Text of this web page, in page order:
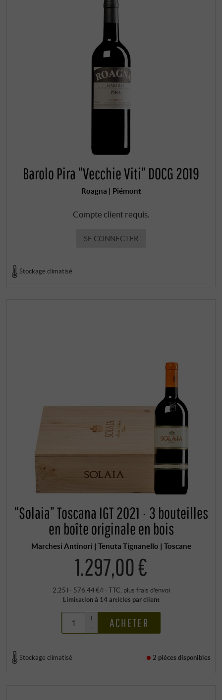
Barolo Pira “Vecchie Viti” DOCG 2019
Roagna | Piémont
Compte client requis.
SE CONNECTER
Stockage climatisé
“Solaia” Toscana IGT 2021 · 3 bouteilles
en boîte originale en bois
Marchesi Antinori | Tenuta Tignanello | Toscane
1.297,00 €
2,25 l · 576,44 €/l · TTC, plus frais d’envoi
Limitation à 14 articles par client
+
–
ACHETER
Stockage climatisé 2 pièces disponibles